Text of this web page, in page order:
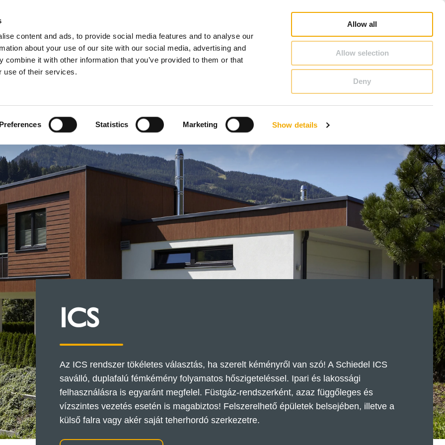
content and ads, to provide social media features and to analyse our
about your use of our site with our social media, advertising and
combine it with other information that you’ve provided to them or that
use of their services.
Preferences Statistics Marketing Show details
Allow all
Allow selection
Deny
Bulgária
Cseh Köztársaság
Litvánia
Németország
Svédország
Szerbia
Észtország
szegmensekSzolgáltatásaink
ICS
Az ICS rendszer tökéletes választás, ha szerelt kéményről van szó! A Schiedel ICS
saválló, duplafalú fémkémény folyamatos hőszigeteléssel. Ipari és lakossági
felhasználásra is egyaránt megfelel. Füstgáz-rendszerként, azaz függőleges és
vízszintes vezetés esetén is magabiztos! Felszerelhető épületek belsejében, illetve a
külső falra vagy akér saját teherhordó szerkezetre.